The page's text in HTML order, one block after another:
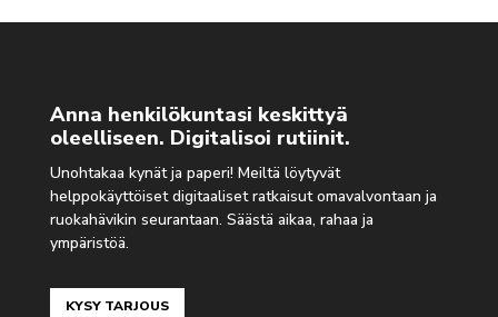
Anna henkilökuntasi keskittyä
oleelliseen. Digitalisoi rutiinit.
Unohtakaa kynät ja paperi! Meiltä löytyvät
helppokäyttöiset digitaaliset ratkaisut omavalvontaan ja
ruokahävikin seurantaan. Säästä aikaa, rahaa ja
ympäristöä.
KYSY TARJOUS